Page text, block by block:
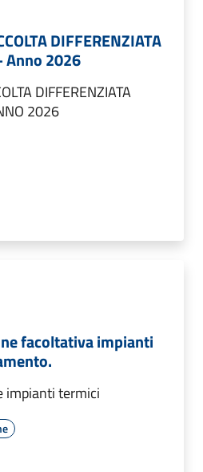
DIFFERENZIATA
Anno 2026
DIFFERENZIATA
2026
facoltativa impianti
impianti termici